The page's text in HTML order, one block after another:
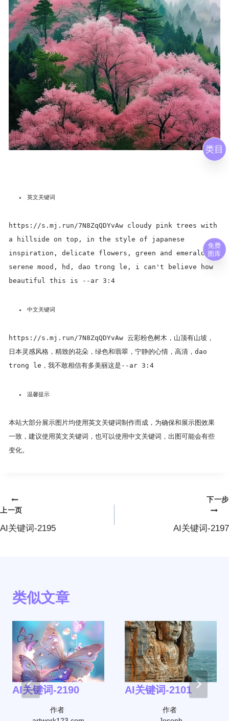
英文关键词
https://s.mj.run/7N8ZqQDYvAw cloudy pink trees with
a hillside on top, in the style of japanese
inspiration, delicate flowers, green and emerald,
serene mood, hd, dao trong le, i can't believe how
beautiful this is --ar 3:4
中文关键词
https://s.mj.run/7N8ZqQDYvAw 云彩粉色树木，山顶有山坡，
日本灵感风格，精致的花朵，绿色和翡翠，宁静的心情，高清，dao
trong le，我不敢相信有多美丽这是--ar 3:4
温馨提示
本站大部分展示图片均使用英文关键词制作而成，为确保和展示图效果
一致，建议使用英文关键词，也可以使用中文关键词，出图可能会有些
变化。
文
章
上一页
AI关键词-2195
下一步
AI关键词-2197
类似文章
AI关键词-2190
作者
AI关键词-2101
作者
类目
免费
图库